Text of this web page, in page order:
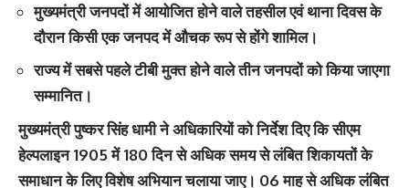
मुख्यमंत्री जनपदों में आयोजित होने वाले तहसील एवं थाना दिवस के
दौरान किसी एक जनपद में औचक रूप से होंगे शामिल।
राज्य में सबसे पहले टीबी मुक्त होने वाले तीन जनपदों को किया जाएगा
सम्मानित।
मुख्यमंत्री पुष्कर सिंह धामी ने अधिकारियों को निर्देश दिए कि सीएम
हेल्पलाइन 1905 में 180 दिन से अधिक समय से लंबित शिकायतों के
समाधान के लिए विशेष अभियान चलाया जाए। 06 माह से अधिक लंबित